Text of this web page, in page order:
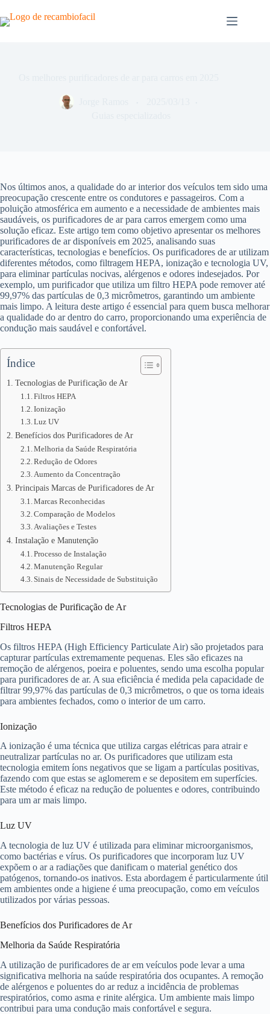
para
o
Nos últimos anos, a qualidade do ar interior dos veículos tem sido uma
preocupação crescente entre os condutores e passageiros. Com a
poluição atmosférica em aumento e a necessidade de ambientes mais
saudáveis, os purificadores de ar para carros emergem como uma
solução eficaz. Este artigo tem como objetivo apresentar os melhores
purificadores de ar disponíveis em 2025, analisando suas
características, tecnologias e benefícios. Os purificadores de ar utilizam
diferentes métodos, como filtragem HEPA, ionização e tecnologia UV,
para eliminar partículas nocivas, alérgenos e odores indesejados. Por
exemplo, um purificador que utiliza um filtro HEPA pode remover até
99,97% das partículas de 0,3 micrômetros, garantindo um ambiente
mais limpo. A leitura deste artigo é essencial para quem busca melhorar
a qualidade do ar dentro do carro, proporcionando uma experiência de
condução mais saudável e confortável.
Índice
Tecnologias de Purificação de Ar
Filtros HEPA
Ionização
Luz UV
Benefícios dos Purificadores de Ar
Melhoria da Saúde Respiratória
Redução de Odores
Aumento da Concentração
Principais Marcas de Purificadores de Ar
Marcas Reconhecidas
Comparação de Modelos
Avaliações e Testes
Instalação e Manutenção
Processo de Instalação
Manutenção Regular
Sinais de Necessidade de Substituição
Tecnologias de Purificação de Ar
Filtros HEPA
Os filtros HEPA (High Efficiency Particulate Air) são projetados para
capturar partículas extremamente pequenas. Eles são eficazes na
remoção de alérgenos, poeira e poluentes, sendo uma escolha popular
para purificadores de ar. A sua eficiência é medida pela capacidade de
filtrar 99,97% das partículas de 0,3 micrômetros, o que os torna ideais
para ambientes fechados, como o interior de um carro.
Ionização
A ionização é uma técnica que utiliza cargas elétricas para atrair e
neutralizar partículas no ar. Os purificadores que utilizam esta
tecnologia emitem íons negativos que se ligam a partículas positivas,
fazendo com que estas se aglomerem e se depositem em superfícies.
Este método é eficaz na redução de poluentes e odores, contribuindo
para um ar mais limpo.
Luz UV
A tecnologia de luz UV é utilizada para eliminar microorganismos,
como bactérias e vírus. Os purificadores que incorporam luz UV
expõem o ar a radiações que danificam o material genético dos
patógenos, tornando-os inativos. Esta abordagem é particularmente útil
em ambientes onde a higiene é uma preocupação, como em veículos
utilizados por várias pessoas.
Benefícios dos Purificadores de Ar
Melhoria da Saúde Respiratória
A utilização de purificadores de ar em veículos pode levar a uma
significativa melhoria na saúde respiratória dos ocupantes. A remoção
de alérgenos e poluentes do ar reduz a incidência de problemas
respiratórios, como asma e rinite alérgica. Um ambiente mais limpo
contribui para uma condução mais confortável e segura.